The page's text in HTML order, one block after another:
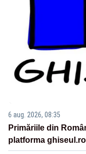
6 aug. 2026, 08:35
Primăriile din
platforma